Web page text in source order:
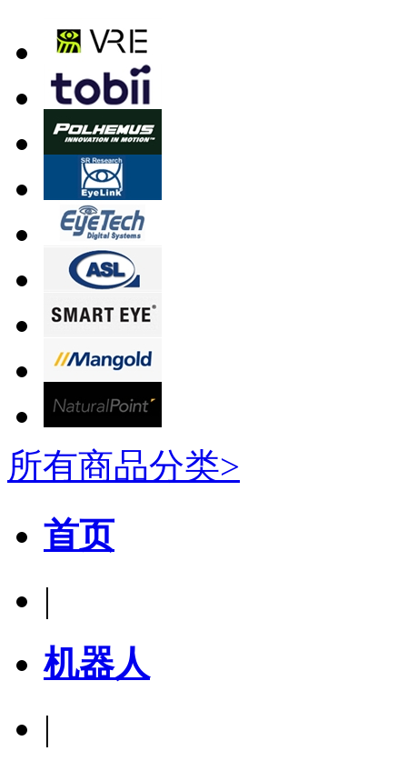
所有商品分类>
首页
|
机器人
|